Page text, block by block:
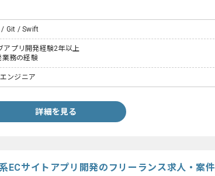
/ Git / Swift
アプリ開発経験2年以上
業務の経験
ンジニア
詳細を見る
ECサイトアプリ開発のフリーランス求人・案件